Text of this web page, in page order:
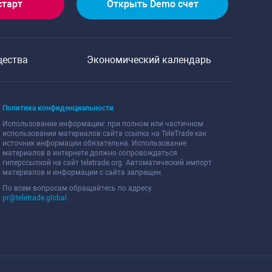
Открыть Demo счет
Экономический календарь
Политика конфиденциальности
Использование информации: при полном или частичном
использовании материалов сайта ссылка на TeleTrade как
источник информации обязательна. Использование
материалов в интернете должно сопровождаться
гиперссылкой на сайт teletrade.org. Автоматический импорт
материалов и информации с сайта запрещен.
По всем вопросам обращайтесь по адресу
pr@teletrade.global .